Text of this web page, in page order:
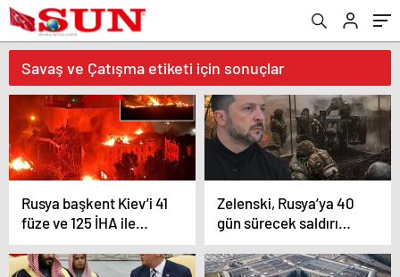
Savaş ve Çatışma etiketi için sonuçlar
Rusya başkent Kiev’i 41
füze ve 125 İHA ile
vurdu
Zelenski, Rusya’ya 40
gün sürecek saldırı
planını onayladı